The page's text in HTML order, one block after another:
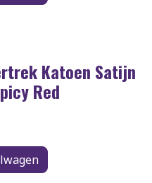
Katoen Satijn
Red